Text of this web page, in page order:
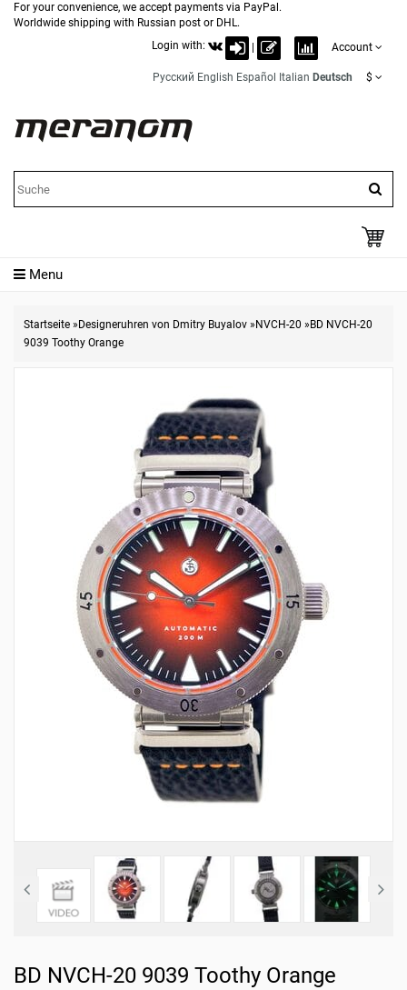
For your convenience, we accept payments via PayPal.
Worldwide shipping with Russian post or DHL.
Login with:
Account
Русский English Español Italian Deutsch $
Menu
Startseite » Designeruhren von Dmitry Buyalov » NVCH-20 » BD NVCH-20
9039 Toothy Orange
BD NVCH-20 9039 Toothy Orange